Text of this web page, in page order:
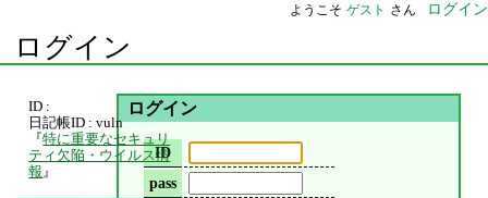
ようこそ ゲスト さん ログイン
ログイン
ログイン
ID
pass
ID :
日記帳ID : vuln
『特に重要なセキュリ
ティ欠陥・ウイルス情
報 』